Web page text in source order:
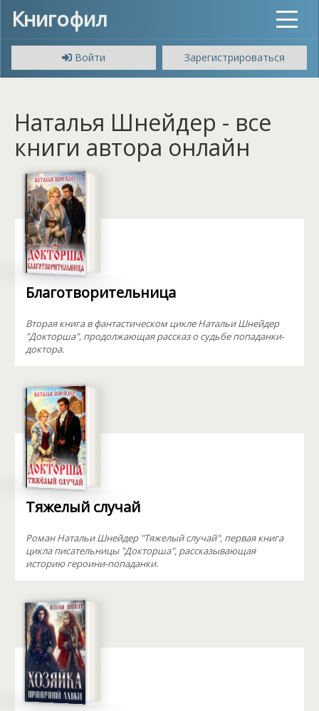
Книгофил
Toggle
Войти
Зарегистрироваться
Наталья Шнейдер - все
книги автора онлайн
Благотворительница
Вторая книга в фантастическом цикле Натальи Шнейдер
"Докторша", продолжающая рассказ о судьбе попаданки-
доктора.
Тяжелый случай
Роман Натальи Шнейдер "Тяжелый случай", первая книга
цикла писательницы "Докторша", рассказывающая
историю героини-попаданки.